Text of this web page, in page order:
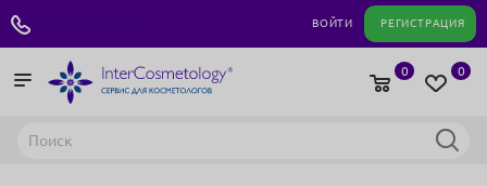
ВОЙТИ РЕГИСТРАЦИЯ
0
0